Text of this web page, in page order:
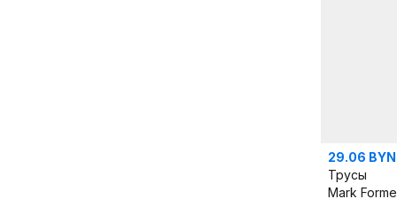
29.06 BYN
Трусы
Mark